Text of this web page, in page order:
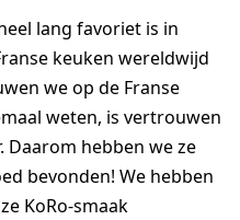
lang favoriet is in
keuken wereldwijd
we op de Franse
weten, is vertrouwen
Daarom hebben we ze
bevonden! We hebben
KoRo-smaak